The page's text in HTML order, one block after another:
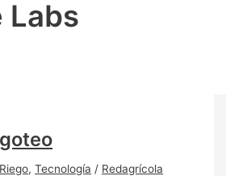
Labs
Riego,Tecnología / Redagrícola